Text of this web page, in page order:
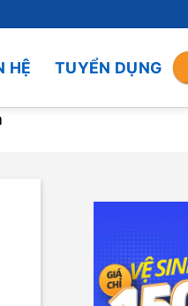
HỆ TUYỂN DỤNG